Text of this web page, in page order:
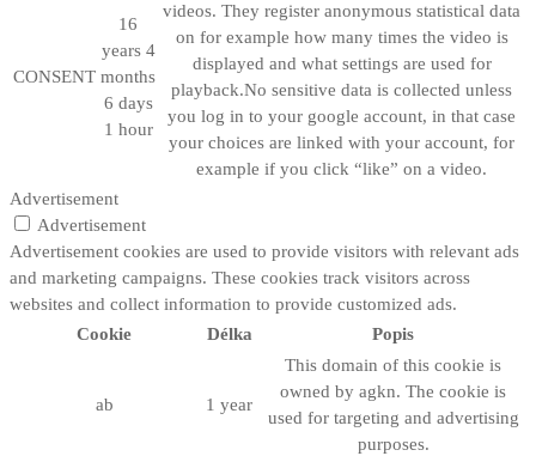
CONSENT
16
years 4
months
6 days
1 hour
videos. They register anonymous statistical data
on for example how many times the video is
displayed and what settings are used for
playback.No sensitive data is collected unless
you log in to your google account, in that case
your choices are linked with your account, for
example if you click “like” on a video.
Advertisement
Advertisement
Advertisement cookies are used to provide visitors with relevant ads
and marketing campaigns. These cookies track visitors across
websites and collect information to provide customized ads.
Cookie
Délka Popis
ab 1 year
This domain of this cookie is
owned by agkn. The cookie is
used for targeting and advertising
purposes.